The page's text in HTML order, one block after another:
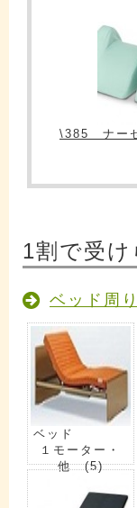
\385 ナー
1割で受
ベッド周
ベッド
１モーター・
他(5)